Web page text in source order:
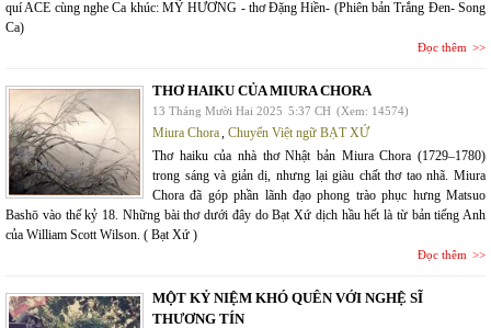
quí ACE cùng nghe Ca khúc: MỸ HƯƠNG - thơ Đặng Hiền- (Phiên bản Trắng Đen- Song
Ca)
Đọc thêm
THƠ HAIKU CỦA MIURA CHORA
13 Tháng Mười Hai 2025 5:37 CH (Xem: 14574)
Miura Chora, Chuyển Việt ngữ BẠT XỨ
Thơ haiku của nhà thơ Nhật bản Miura Chora (1729–1780)
trong sáng và giản dị, nhưng lại giàu chất thơ tao nhã. Miura
Chora đã góp phần lãnh đạo phong trào phục hưng Matsuo
Bashō vào thế kỷ 18. Những bài thơ dưới đây do Bạt Xứ dịch hầu hết là từ bản tiếng Anh
của William Scott Wilson. ( Bạt Xứ )
Đọc thêm
MỘT KỶ NIỆM KHÓ QUÊN VỚI NGHỆ SĨ
THƯƠNG TÍN